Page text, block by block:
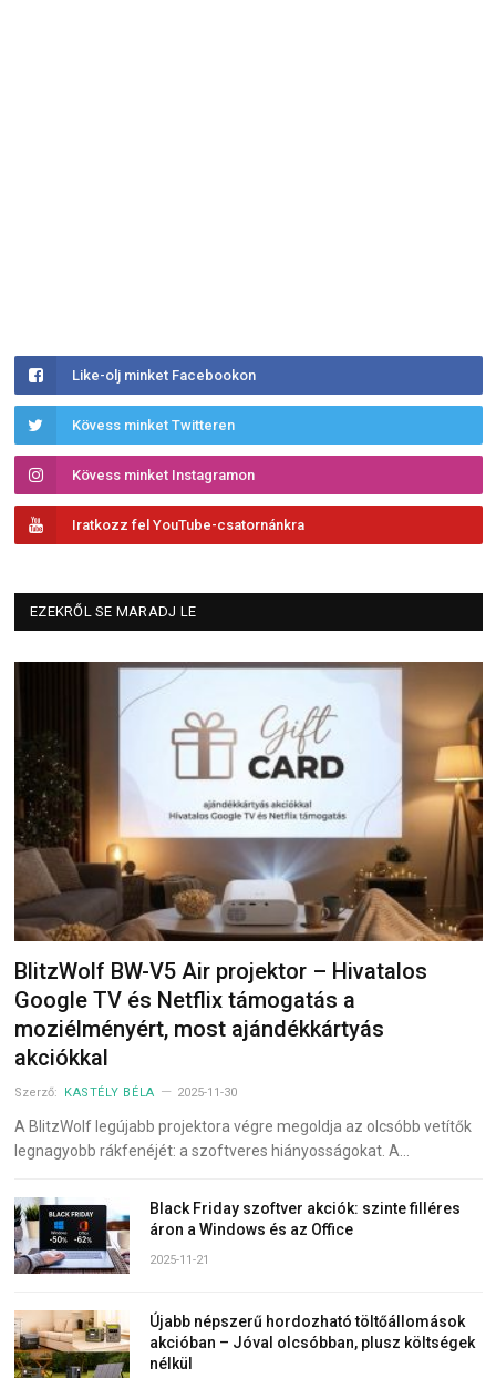
Like-olj minket Facebookon
Kövess minket Twitteren
Kövess minket Instagramon
Iratkozz fel YouTube-csatornánkra
EZEKRŐL SE MARADJ LE
BlitzWolf BW-V5 Air projektor – Hivatalos
Google TV és Netflix támogatás a
moziélményért, most ajándékkártyás
akciókkal
Szerző: KASTÉLY BÉLA 2025-11-30
A BlitzWolf legújabb projektora végre megoldja az olcsóbb vetítők
legnagyobb rákfenéjét: a szoftveres hiányosságokat. A…
Black Friday szoftver akciók: szinte filléres
áron a Windows és az Office
2025-11-21
Újabb népszerű hordozható töltőállomások
akcióban – Jóval olcsóbban, plusz költségek
nélkül